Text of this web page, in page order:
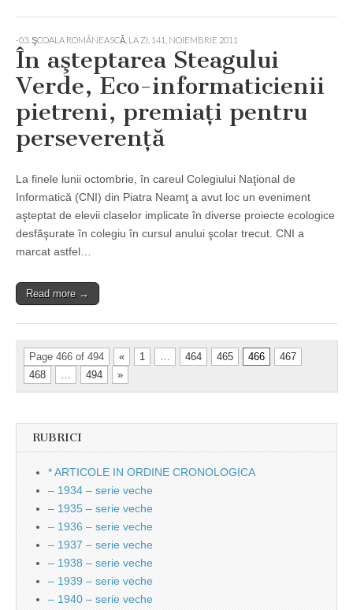
-03. ŞCOALA ROMÂNEASCĂ, LA ZI 141, NOIEMBRIE 2011
În aşteptarea Steagului
Verde, Eco-informaticienii
pietreni, premiaţi pentru
perseverenţă
La finele lunii octombrie, în careul Colegiului Naţional de
Informatică (CNI) din Piatra Neamţ a avut loc un eveniment
aşteptat de elevii claselor implicate în diverse proiecte ecologice
desfăşurate în colegiu în cursul anului şcolar trecut. CNI a
marcat astfel…
Read more →
Page 466 of 494 « 1 … 464 465 466
467
468
… 494 »
RUBRICI
* ARTICOLE IN ORDINE CRONOLOGICA
– 1934 – serie veche
– 1935 – serie veche
– 1936 – serie veche
– 1937 – serie veche
– 1938 – serie veche
– 1939 – serie veche
– 1940 – serie veche